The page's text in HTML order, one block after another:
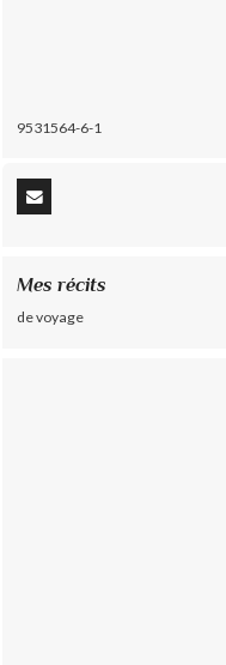
9531564-6-1
Mes récits
de voyage